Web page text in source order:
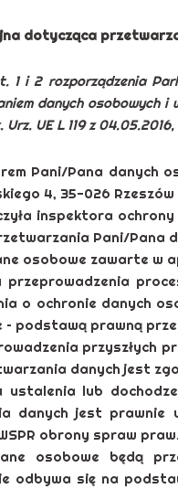
dotycząca
1 i 2 rozporządzenia
danych osobowych
UE L 119 z
Pani/Pana danych
4, 35-026 Rzeszów
inspektora
Pani/Pana
osobowe zawarte w
o ochronie danych
podstawą prawną
przyszłych
danych jest
lub
danych jest prawnie
obrony spraw praw.
osobowe będą
odbywa się na